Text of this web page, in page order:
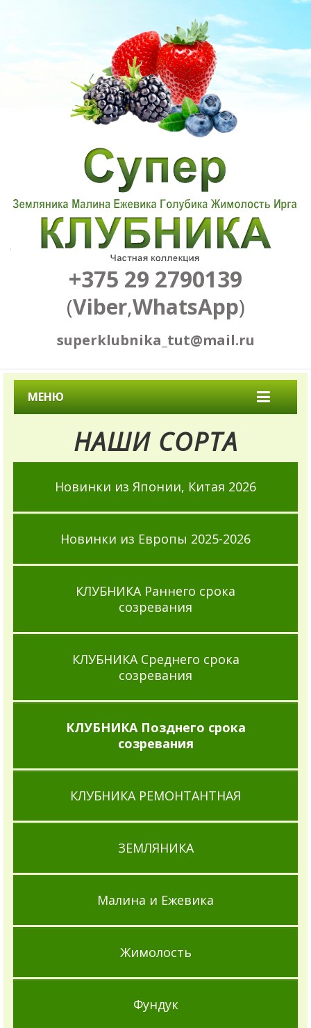
+375 29 2790139
(Viber,WhatsApp)
superklubnika_tut@mail.ru
МЕНЮ
НАШИ СОРТА
Новинки из Японии, Китая 2026
Новинки из Европы 2025-2026
КЛУБНИКА Раннего срока
созревания
КЛУБНИКА Среднего срока
созревания
КЛУБНИКА Позднего срока
созревания
КЛУБНИКА РЕМОНТАНТНАЯ
ЗЕМЛЯНИКА
Малина и Ежевика
Жимолость
Фундук